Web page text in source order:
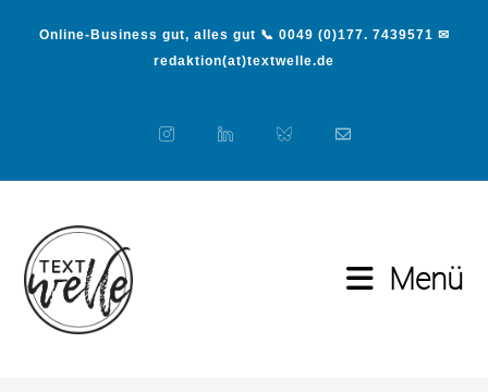
Online-Business gut, alles gut 📞 0049 (0)177. 7439571 ✉
redaktion(at)textwelle.de
Menü
Blog